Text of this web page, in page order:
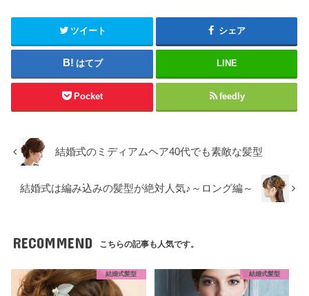
ツイート シェア
はてブ LINE
Pocket feedly
結婚式のミディアムヘア40代でも素敵な髪型
結婚式は編み込みの髪型が絶対人気♪～ロング編～
RECOMMEND こちらの記事も人気です。
結婚式髪型 結婚式髪型